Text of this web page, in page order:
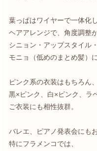
葉っぱはワイヤーで一体化
ヘアアレンジで、角度調整
シニョン・アップスタイル・
モニョ（低めのまとめ髪）
ピンク系の衣装はもちろん、
黒×ピンク、白×ピンク、ラ
ご衣装にも相性抜群。
バレエ、ピアノ発表会にも
特にフラメンコでは、